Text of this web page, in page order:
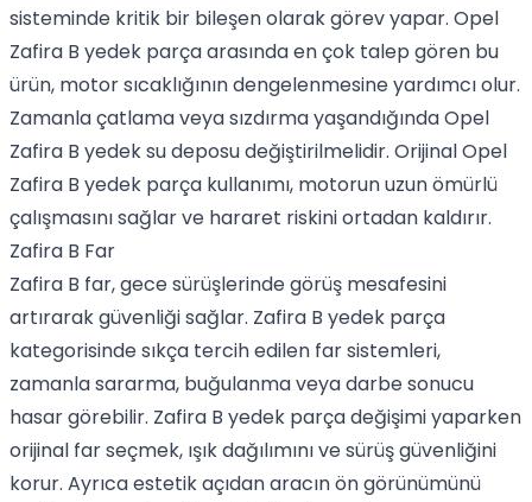
sisteminde kritik bir bileşen olarak görev yapar. Opel
Zafira B yedek parça arasında en çok talep gören bu
ürün, motor sıcaklığının dengelenmesine yardımcı olur.
Zamanla çatlama veya sızdırma yaşandığında Opel
Zafira B yedek su deposu değiştirilmelidir. Orijinal Opel
Zafira B yedek parça kullanımı, motorun uzun ömürlü
çalışmasını sağlar ve hararet riskini ortadan kaldırır.
Zafira B Far
Zafira B far, gece sürüşlerinde görüş mesafesini
artırarak güvenliği sağlar. Zafira B yedek parça
kategorisinde sıkça tercih edilen far sistemleri,
zamanla sararma, buğulanma veya darbe sonucu
hasar görebilir. Zafira B yedek parça değişimi yaparken
orijinal far seçmek, ışık dağılımını ve sürüş güvenliğini
korur. Ayrıca estetik açıdan aracın ön görünümünü